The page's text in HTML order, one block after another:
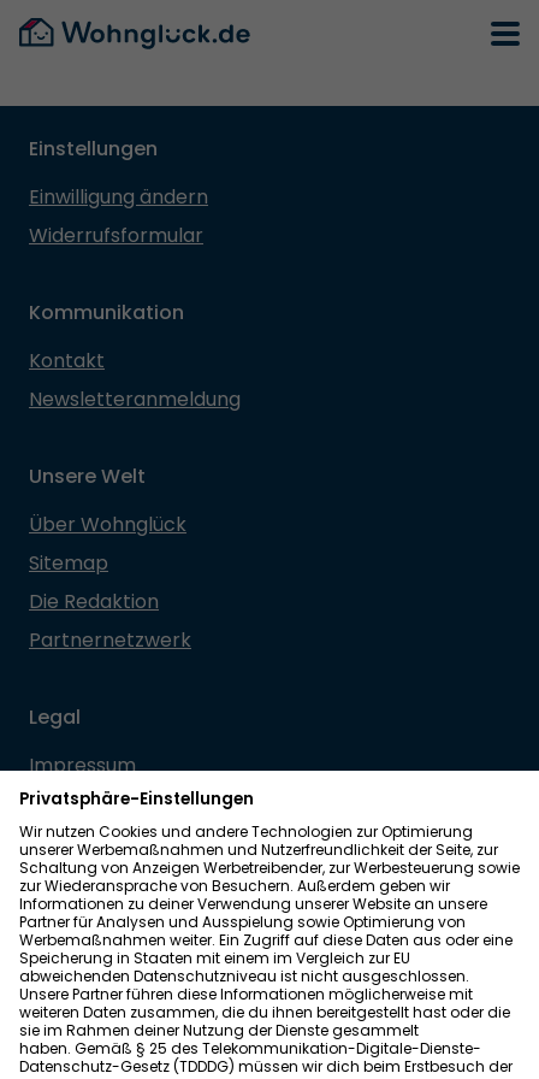
Einstellungen
Einwilligung ändern
Widerrufsformular
Kommunikation
Kontakt
Newsletteranmeldung
Unsere Welt
Über Wohnglück
Sitemap
Die Redaktion
Partnernetzwerk
Legal
Impressum
Datenschutz
Allgemeine Geschäftsbedingungen
Barrierefreiheit